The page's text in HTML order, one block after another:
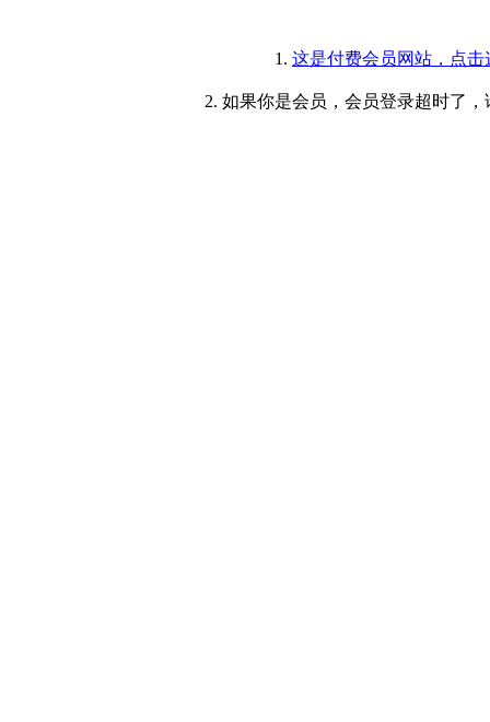
1. 这是付费会员网站，点击
2. 如果你是会员，会员登录超时了